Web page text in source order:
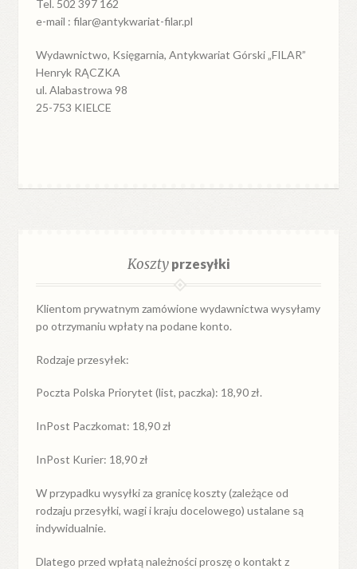
Tel. 502 397 162
e-mail : filar@antykwariat-filar.pl
Wydawnictwo, Księgarnia, Antykwariat Górski „FILAR”
Henryk RĄCZKA
ul. Alabastrowa 98
25-753 KIELCE
Kosztyprzesyłki
Klientom prywatnym zamówione wydawnictwa wysyłamy
po otrzymaniu wpłaty na podane konto.
Rodzaje przesyłek:
Poczta Polska Priorytet (list, paczka): 18,90 zł.
InPost Paczkomat: 18,90 zł
InPost Kurier: 18,90 zł
W przypadkuwysyłkiza granicękoszty (zależące od
rodzaju przesyłki, wagi i kraju docelowego) ustalane są
indywidualnie.
Dlatego przed wpłatą należności proszę o kontakt z